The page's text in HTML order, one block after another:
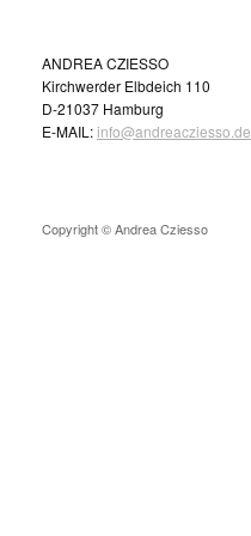
ANDREA CZIESSO
Kirchwerder Elbdeich 110
D-21037 Hamburg
E-MAIL: info@andreacziesso.de
Copyright © Andrea Cziesso